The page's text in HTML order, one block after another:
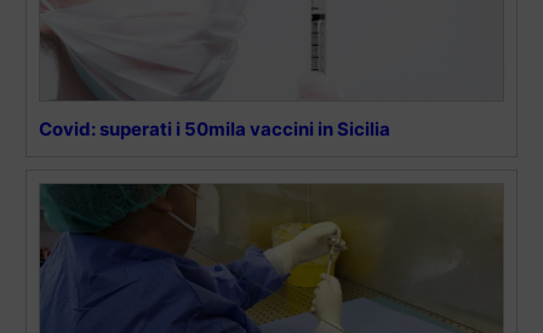
Covid: superati i 50mila vaccini in Sicilia